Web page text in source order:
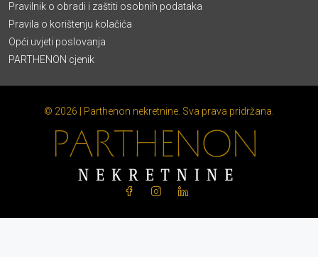
Pravilnik o obradi i zaštiti osobnih podataka
Pravila o korištenju kolačića
Opći uvjeti poslovanja
PARTHENON cjenik
© 2026 | Parthenon nekretnine. Sva prava pridržana.